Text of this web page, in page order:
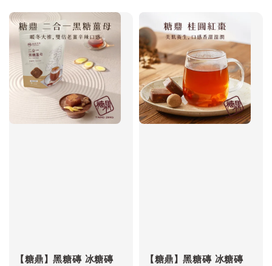
【糖鼎】黑糖磚 冰糖磚
【糖鼎】黑糖磚 冰糖磚